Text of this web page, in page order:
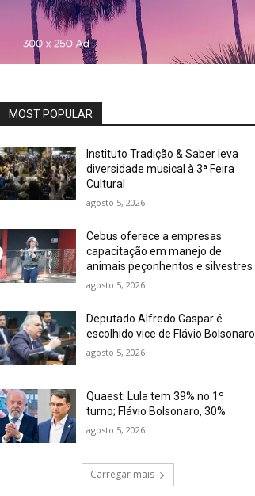
MOST POPULAR
Instituto Tradição & Saber leva
diversidade musical à 3ª Feira
Cultural
agosto 5, 2026
Cebus oferece a empresas
capacitação em manejo de
animais peçonhentos e silvestres
agosto 5, 2026
Deputado Alfredo Gaspar é
escolhido vice de Flávio Bolsonaro
agosto 5, 2026
Quaest: Lula tem 39% no 1º
turno; Flávio Bolsonaro, 30%
agosto 5, 2026
Carregar mais